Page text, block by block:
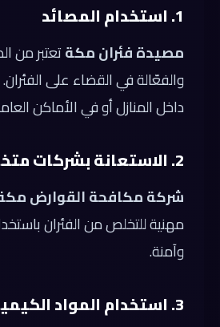
1. استخدام المصائد
مصيدة فئران مكةتعتبر من
والفعّالة في القضاء على
داخل المنازل أو في الأماكن
2. الاستعانة بشركات متخصصة
شركة مكافحة القوارض
مهنية للتخلص من الفئران
وآمنة.
3. استخدام المواد الكيميائية